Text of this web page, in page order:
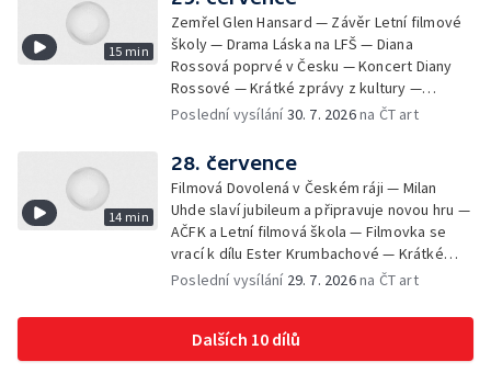
15 min
Zemřel Glen Hansard — Závěr Letní filmové
školy — Drama Láska na LFŠ — Diana
Rossová poprvé v Česku — Koncert Diany
Rossové — Krátké zprávy z kultury —
Výstavy o proměnách Prahy — Zahajení
Poslední vysílání30. 7. 2026na ČT art
14 min
28. července
Filmová Dovolená v Českém ráji — Milan
Uhde slaví jubileum a připravuje novou hru —
AČFK a Letní filmová škola — Filmovka se
vrací k dílu Ester Krumbachové — Krátké
zprávy z kultury — Antonín Střížek namaloval
Poslední vysílání 29. 7. 2026na ČT art
Dalších 10 dílů